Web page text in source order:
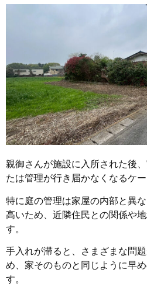
親御さんが施設に入所された後
たは管理が行き届かなくなるケ
特に庭の管理は家屋の内部と異
高いため、近隣住民との関係や
す。
手入れが滞ると、さまざまな問
め、家そのものと同じように早
す。